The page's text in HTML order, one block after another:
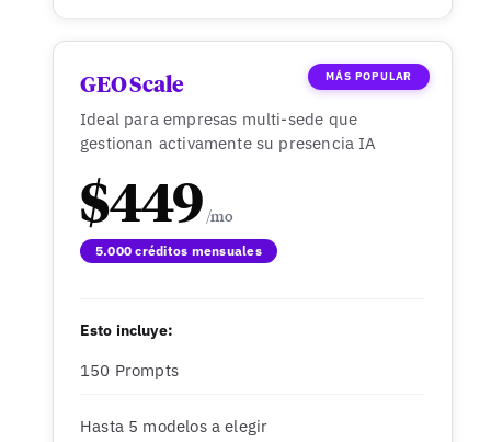
MÁS POPULAR
GEO Scale
Ideal para empresas multi-sede que
gestionan activamente su presencia IA
$449
5.000 créditos mensuales
Esto incluye:
150 Prompts
Hasta 5 modelos a elegir